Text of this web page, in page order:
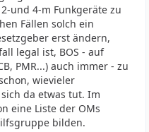
und 4-m Funkgeräte zu
Fällen solch ein
erst ändern,
legal ist, BOS - auf
PMR...) auch immer - zu
wievieler
da etwas tut. Im
eine Liste der OMs
bilden.